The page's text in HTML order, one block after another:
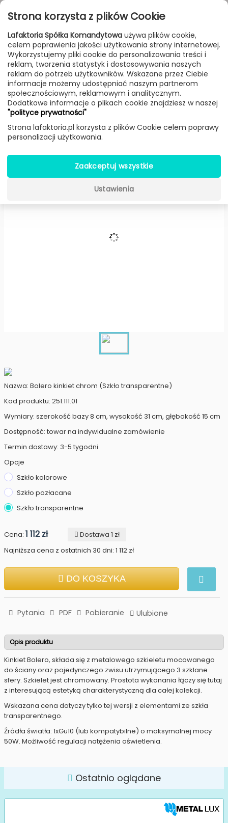
Przejdź do treści
FILTROWANIE & SORTOWANIE
Lampy Producenci Metal Lux Produkt
Bolero kinkiet chrom (Szkło
transparentne) -Metal Lux
Nazwa: Bolero kinkiet chrom (Szkło transparentne)
Kod produktu: 251.111.01
Wymiary: szerokość bazy 8 cm, wysokość 31 cm, głębokość 15 cm
Dostępność: towar na indywidualne zamówienie
Termin dostawy: 3-5 tygodni
Opcje
Szkło kolorowe
Szkło pozłacane
Szkło transparentne
Cena: 1 112 zł
Dostawa 1 zł
Najniższa cena z ostatnich 30 dni: 1 112 zł
DO KOSZYKA
Pytania PDF Pobieranie Ulubione
Opis produktu
Kinkiet Bolero, składa się z metalowego szkieletu mocowanego
do ściany oraz pojedynczego zwisu utrzymującego 3 szklane
sfery. Szkielet jest chromowany. Prostota wykonania łączy się tutaj
z interesującą estetyką charakterystyczną dla całej kolekcji.
Wskazana cena dotyczy tylko tej wersji z elementami ze szkła
transparentnego.
Źródła światła: 1xGu10 (lub kompatybilne) o maksymalnej mocy
50W. Możliwość regulacji natężenia oświetlenia.
Ostatnio oglądane
Strona korzysta z plików Cookie
Lafaktoria Spółka Komandytowa używa plików cookie,
celem poprawienia jakości użytkowania strony internetowej.
Wykorzystujemy pliki cookie do personalizowania treści i
reklam, tworzenia statystyk i dostosowywania naszych
reklam do potrzeb użytkowników. Wskazane przez Ciebie
informacje możemy udostępniać naszym partnerom
społecznościowym, reklamowym i analitycznym.
Dodatkowe informacje o plikach cookie znajdziesz w naszej
"polityce prywatności"
Strona lafaktoria.pl korzysta z plików Cookie celem poprawy
personalizacji użytkowania.
Zaakceptuj wszystkie
Ustawienia